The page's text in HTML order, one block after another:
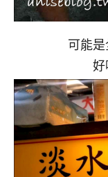
可能
好